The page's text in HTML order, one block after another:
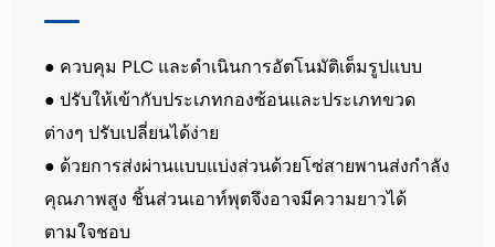
● ควบคุม PLC และดำเนินการอัตโนมัติเต็มรูปแบบ
● ปรับให้เข้ากับประเภทกองซ้อนและประเภทขวด
ต่างๆ ปรับเปลี่ยนได้ง่าย
● ด้วยการส่งผ่านแบบแบ่งส่วนด้วยโซ่สายพานส่งกำลัง
คุณภาพสูง ชิ้นส่วนเอาท์พุตจึงอาจมีความยาวได้
ตามใจชอบ